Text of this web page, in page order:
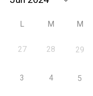
L M M
27 28 29
3 4 5